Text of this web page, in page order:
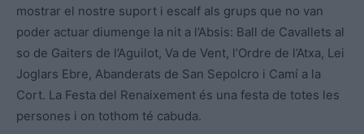
mostrar el nostre suport i escalf als grups que no van
poder actuar diumenge la nit a l’Absis: Ball de Cavallets al
so de Gaiters de l’Aguilot, Va de Vent, l’Ordre de l’Atxa, Lei
Joglars Ebre, Abanderats de San Sepolcro i Camí a la
Cort. La Festa del Renaixement és una festa de totes les
persones i on tothom té cabuda.